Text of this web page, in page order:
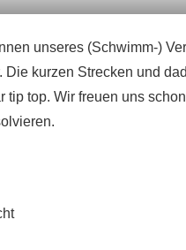
unseres (Schwimm-)
Die kurzen Strecken und
top. Wir freuen uns